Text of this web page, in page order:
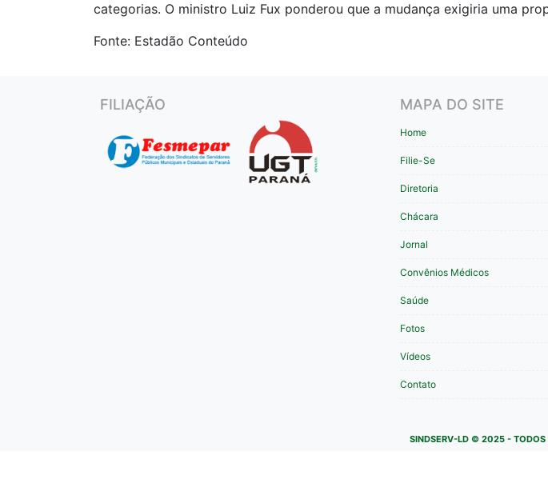
categorias. O ministro Luiz Fux ponderou que a mudança exigiria uma
Fonte: Estadão Conteúdo
FILIAÇÃO MAPA DO SITE
Home
Filie-Se
Diretoria
Chácara
Jornal
Convênios Médicos
Saúde
Fotos
Vídeos
Contato
SINDSERV-LD © 2025 - TODOS